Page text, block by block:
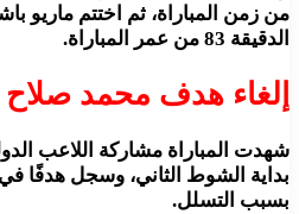
من زمن المباراة، ثم اختتم ماريو
الدقيقة 83 من عمر المباراة.
إلغاء هدف محمد صلاح
شهدت المباراة مشاركة اللاعب
بسبب التسلل.